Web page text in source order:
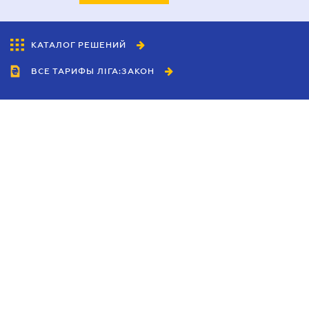
КАТАЛОГ РЕШЕНИЙ
ВСЕ ТАРИФЫ ЛІГА:ЗАКОН